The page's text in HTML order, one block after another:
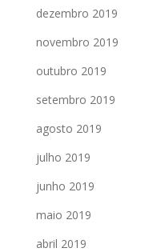
dezembro 2019
novembro 2019
outubro 2019
setembro 2019
agosto 2019
julho 2019
junho 2019
maio 2019
abril 2019